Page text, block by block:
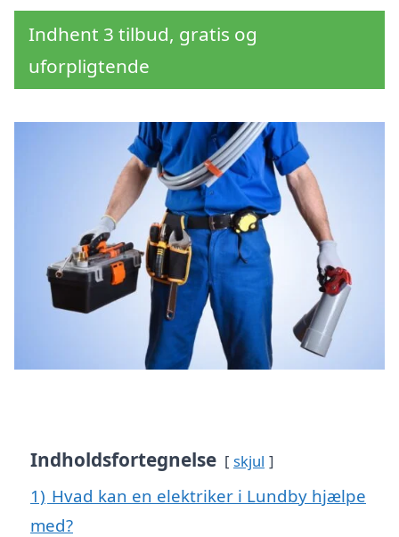
Indhent 3 tilbud, gratis og
uforpligtende
Indholdsfortegnelse skjul
1) Hvad kan en elektriker i Lundby hjælpe
med?